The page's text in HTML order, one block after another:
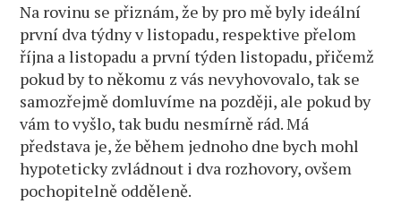
Na rovinu se přiznám, že by pro mě byly ideální
první dva týdny v listopadu, respektive přelom
října a listopadu a první týden listopadu, přičemž
pokud by to někomu z vás nevyhovovalo, tak se
samozřejmě domluvíme na později, ale pokud by
vám to vyšlo, tak budu nesmírně rád. Má
představa je, že během jednoho dne bych mohl
hypoteticky zvládnout i dva rozhovory, ovšem
pochopitelně odděleně.